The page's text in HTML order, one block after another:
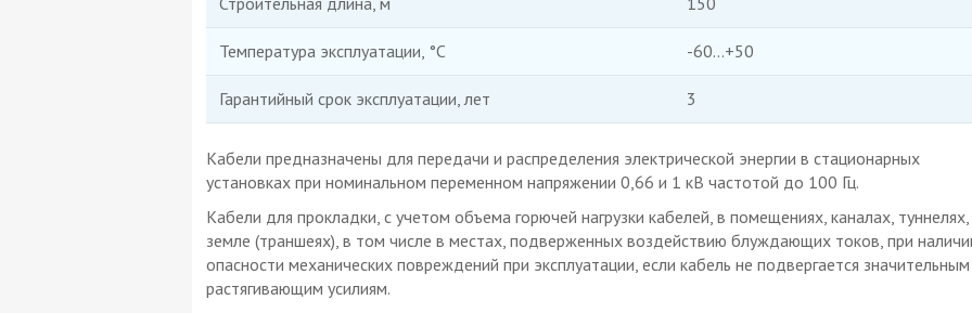
Температура эксплуатации, °С -60...+50
Гарантийный срок эксплуатации, лет 3
Кабели предназначены для передачи и распределения электрической энергии в стационарных
установках при номинальном переменном напряжении 0,66 и 1 кВ частотой до 100 Гц.
Кабели для прокладки, с учетом объема горючей нагрузки кабелей, в помещениях, каналах, туннелях,
земле (траншеях), в том числе в местах, подверженных воздействию блуждающих токов, при
опасности механических повреждений при эксплуатации, если кабель не подвергается значительным
растягивающим усилиям.